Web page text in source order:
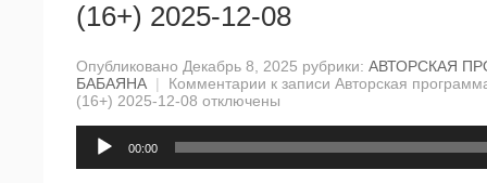
(16+) 2025-12-08
Опубликовано Декабрь 8, 2025 рубрики: АВТОРСКАЯ
БАБАЯНА | Комментарии к записи Авторская
(16+) 2025-12-08 отключены
00:00